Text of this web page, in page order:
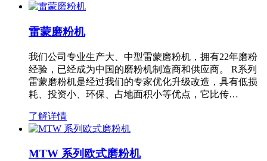
雷蒙磨粉机
我们公司专业生产大、中型雷蒙磨粉机，拥有22年磨粉
经验，已经成为中国的磨粉机制造商和供应商。 R系列
雷蒙磨粉机是经过我们的专家优化升级改造，具有低损
耗、投资小、环保、占地面积小等优点，它比传…
了解详情
MTW 系列欧式磨粉机